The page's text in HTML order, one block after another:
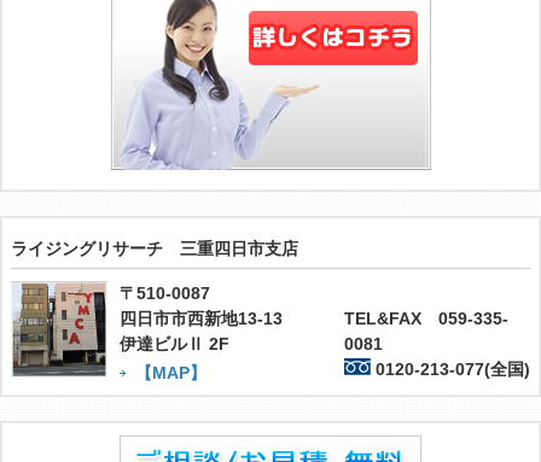
ライジングリサーチ 三重四日市支店
〒510-0087
四日市市西新地13-13
伊達ビルⅡ 2F
【MAP】
TEL&FAX 059-335-
0081
0120-213-077(全国)